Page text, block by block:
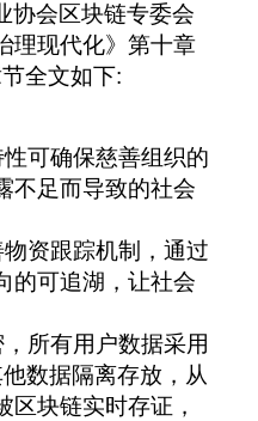
协会区块链专委会
理现代化》第十章
全文如下:
可确保慈善组织的
不足而导致的社会
资跟踪机制，通过
的可追湖，让社会
所有用户数据采用
数据隔离存放，从
块链实时存证，